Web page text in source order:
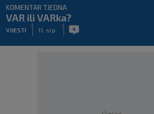
KOMENTAR TJEDNA
VAR ili VARka?
VIJESTI 11. srp. 4